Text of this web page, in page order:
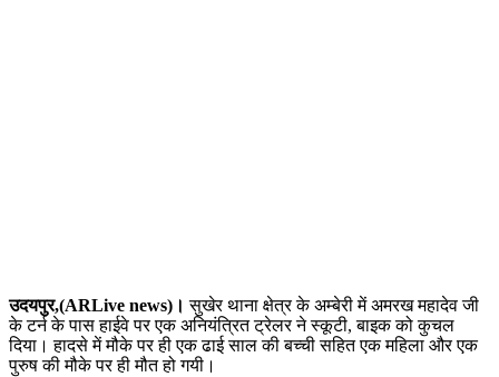
उदयपुर,(ARLive news)।सुखेर थाना क्षेत्र के अम्बेरी में अमरख महादेव जी
के टर्न के पास हाईवे पर एक अनियंत्रित ट्रेलर ने स्कूटी, बाइक को कुचल
दिया। हादसे में मौके पर ही एक ढाई साल की बच्ची सहित एक महिला और एक
पुरुष की मौके पर ही मौत हो गयी।